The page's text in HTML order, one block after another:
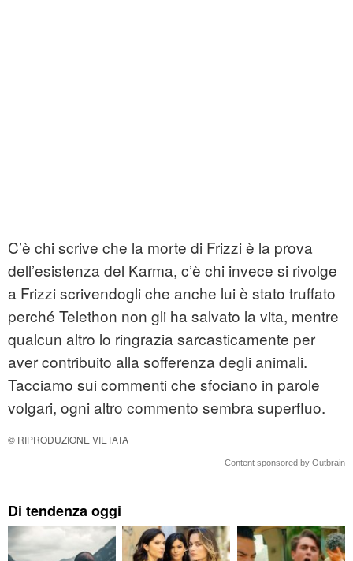
C’è chi scrive che la morte di Frizzi è la prova
dell’esistenza del Karma, c’è chi invece si rivolge
a Frizzi scrivendogli che anche lui è stato truffato
perché Telethon non gli ha salvato la vita, mentre
qualcun altro lo ringrazia sarcasticamente per
aver contribuito alla sofferenza degli animali.
Tacciamo sui commenti che sfociano in parole
volgari, ogni altro commento sembra superfluo.
© RIPRODUZIONE VIETATA
Content sponsored by Outbrain
Di tendenza oggi